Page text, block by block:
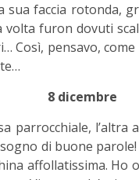
sua faccia rotonda,
volta furon dovuti
pensavo,
8 dicembre
parrocchiale,
di buone
affollatissima.